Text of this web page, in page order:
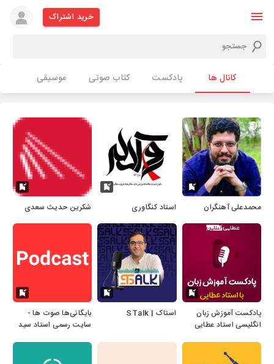
خرید اشتراک
کانال ها پادکست کتاب صوتی موسیقی
محمدعلی آهنگران استاد کنگاوری شکرین حدیث سعدی
پادکست آموزش زبان
انگلیسی استاد عطایی
استاک | STalk
بایگانی‌ها صوت ها -
سایت رسمی استاد سید